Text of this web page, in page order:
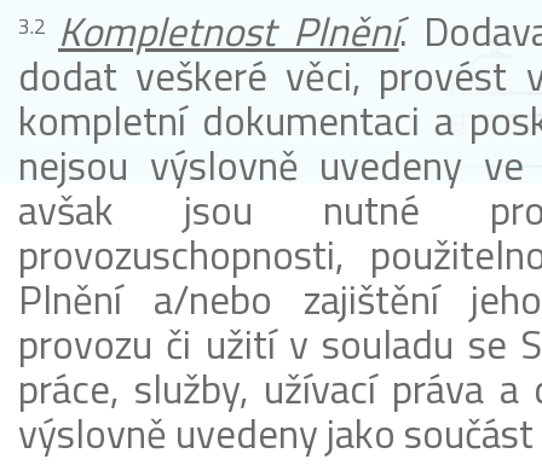
Kompletnost Plnění.
dodat veškeré věci, provést
kompletní dokumentaci a
nejsou výslovně uvedeny
avšak jsou nutné pro
provozuschopnosti,
Plnění a/nebo zajištění
provozu či užití v souladu se
práce, služby, užívací práva
výslovně uvedeny jako